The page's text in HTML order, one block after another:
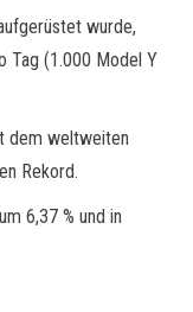
wurde,
Tag (1.000 Model Y
dem weltweiten
Rekord.
6,37 % und in